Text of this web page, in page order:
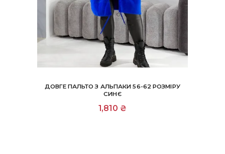
ДОВГЕ ПАЛЬТО З АЛЬПАКИ 56-62 РОЗМІРУ
СИНЄ
1,810 ₴